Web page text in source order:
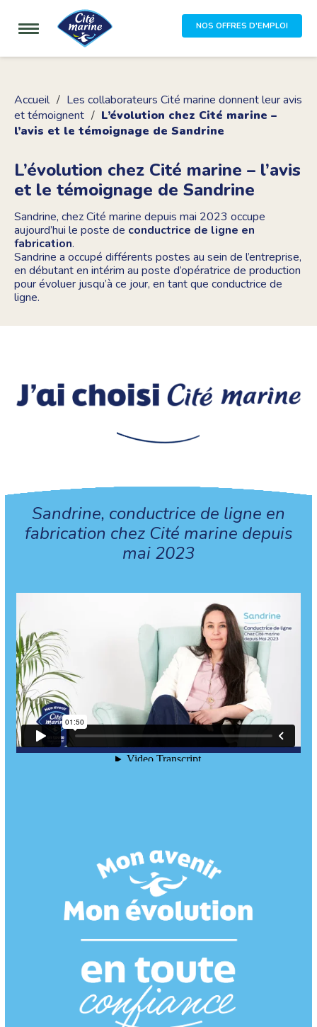
NOS OFFRES D'EMPLOI
Accueil
Les collaborateurs Cité marine donnent leur avis
et témoignent
L’évolution chez Cité marine –
l’avis et le témoignage de Sandrine
L’évolution chez Cité marine – l’avis
et le témoignage de Sandrine
Sandrine, chez Cité marine depuis mai 2023 occupe
aujourd’hui le poste de conductrice de ligne en
fabrication.
Sandrine a occupé différents postes au sein de l’entreprise,
en débutant en intérim au poste d’opératrice de production
pour évoluer jusqu’à ce jour, en tant que conductrice de
ligne.
Sandrine, conductrice de ligne en
fabrication chez Cité marine depuis
mai 2023